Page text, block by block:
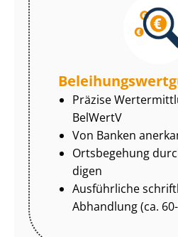
Präzise
BelWertV
Von Banken
Ortsbegehung
di­gen
Ausführliche
Abhandlung (ca.